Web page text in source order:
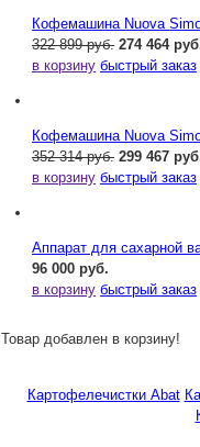
Кофемашина Nuova
322 899 руб. 274 464
в корзину быстрый заказ
Кофемашина Nuova
352 314 руб. 299 467
в корзину быстрый заказ
Аппарат для сахарной
96 000 руб.
в корзину быстрый заказ
Товар добавлен в корзину!
Картофелечистки Abat